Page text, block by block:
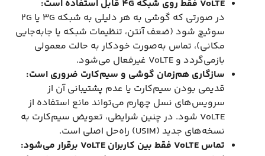
VoLTE فقط روی شبکه 4G قابل استفاده است:
در صورتی که گوشی به هر دلیلی به شبکه 3G یا 2G
سوئیچ شود (ضعف آنتن، تنظیمات شبکه یا جابه‌جایی
مکانی)، تماس به‌صورت خودکار به حالت معمولی
بازمی‌گردد و VoLTE غیرفعال می‌شود.
سازگاری هم‌زمان گوشی و سیم‌کارت ضروری است:
قدیمی بودن سیم‌کارت یا عدم پشتیبانی آن از
سرویس‌های نسل چهارم می‌تواند مانع استفاده از
VoLTE شود. در چنین شرایطی، تعویض سیم‌کارت به
نسخه‌های جدید (USIM) راه‌حل اصلی است.
تماس VoLTE فقط بین کاربران VoLTE برقرار می‌شود: